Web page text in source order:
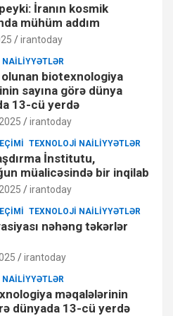
İranın kosmik
mühüm addım
irantoday
NAILIYYƏTLƏR
biotexnologiya
sayına görə dünya
13-cü yerdə
irantoday
TEXNOLOJI NAILIYYƏTLƏR
İnstitutu,
müalicəsində bir inqilab
irantoday
TEXNOLOJI NAILIYYƏTLƏR
nəhəng təkərlər
irantoday
NAILIYYƏTLƏR
məqalələrinin
dünyada 13-cü yerdə